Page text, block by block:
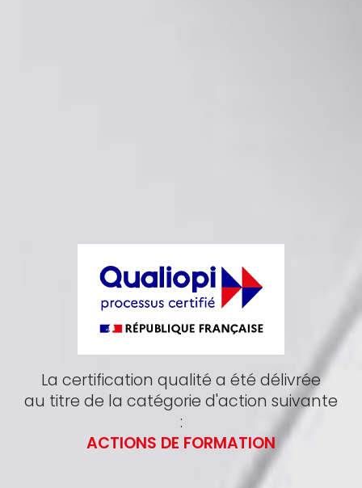
La certification qualité a été délivrée
au titre de la catégorie d'action suivante
:
ACTIONS DE FORMATION